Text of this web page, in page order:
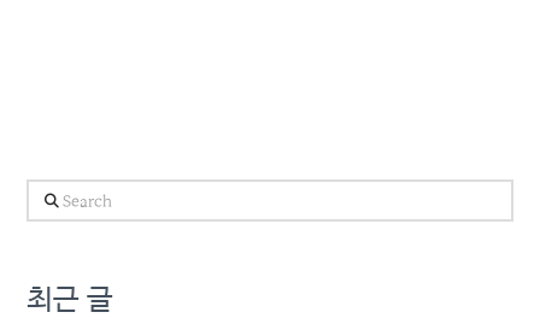
Search
최근 글